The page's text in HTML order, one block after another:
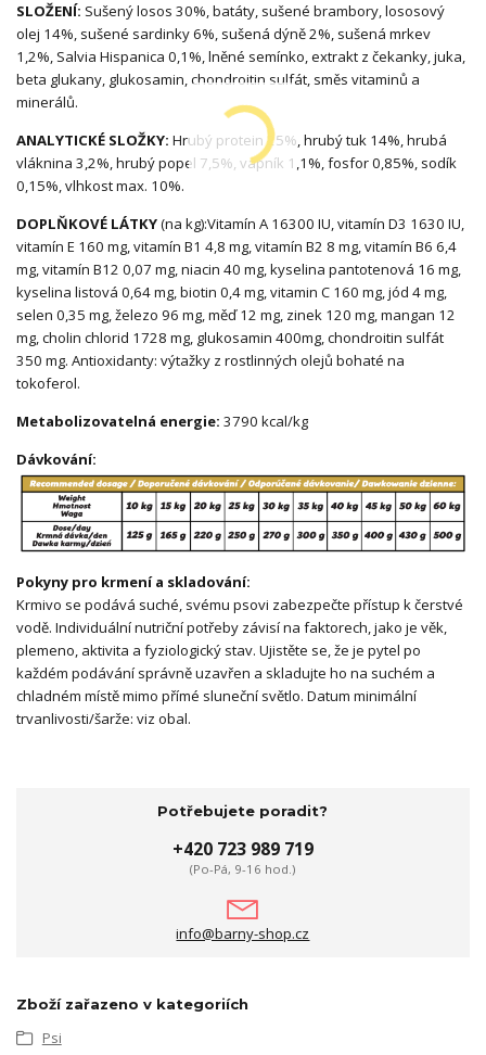
SLOŽENÍ: Sušený losos 30%, batáty, sušené brambory, lososový
olej 14%, sušené sardinky 6%, sušená dýně 2%, sušená mrkev
1,2%, Salvia Hispanica 0,1%, lněné semínko, extrakt z čekanky, juka,
beta glukany, glukosamin, chondroitin sulfát, směs vitaminů a
minerálů.
ANALYTICKÉ SLOŽKY: Hrubý protein 25%, hrubý tuk 14%, hrubá
vláknina 3,2%, hrubý popel 7,5%, vápník 1,1%, fosfor 0,85%, sodík
0,15%, vlhkost max. 10%.
DOPLŇKOVÉ LÁTKY(na kg):Vitamín A 16300 IU, vitamín D3 1630 IU,
vitamín E 160 mg, vitamín B1 4,8 mg, vitamín B2 8 mg, vitamín B6 6,4
mg, vitamín B12 0,07 mg, niacin 40 mg, kyselina pantotenová 16 mg,
kyselina listová 0,64 mg, biotin 0,4 mg, vitamin C 160 mg, jód 4 mg,
selen 0,35 mg, železo 96 mg, měď 12 mg, zinek 120 mg, mangan 12
mg, cholin chlorid 1728 mg, glukosamin 400mg, chondroitin sulfát
350 mg. Antioxidanty: výtažky z rostlinných olejů bohaté na
tokoferol.
Metabolizovatelná energie: 3790 kcal/kg
Dávkování:
Pokyny pro krmení a skladování:
Krmivo se podává suché, svému psovi zabezpečte přístup k čerstvé
vodě. Individuální nutriční potřeby závisí na faktorech, jako je věk,
plemeno, aktivita a fyziologický stav. Ujistěte se, že je pytel po
každém podávání správně uzavřen a skladujte ho na suchém a
chladném místě mimo přímé sluneční světlo. Datum minimální
trvanlivosti/šarže: viz obal.
Potřebujete poradit?
+420 723 989 719
(Po-Pá, 9-16 hod.)
info@barny-shop.cz
Zboží zařazeno v kategoriích
Psi